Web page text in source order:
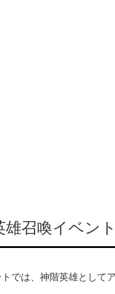
雄召喚イベン
では、神階英雄として